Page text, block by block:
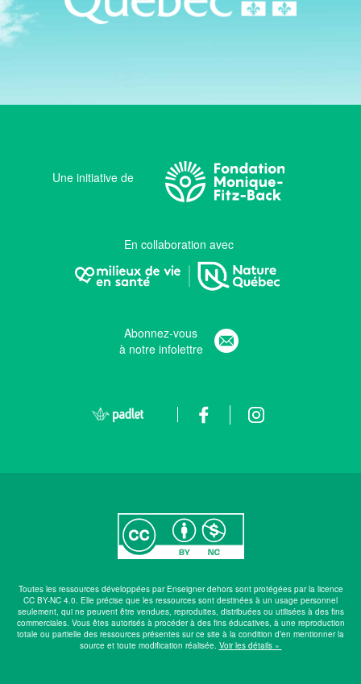
Une initiative de
En collaboration avec
Abonnez-vous
à notre infolettre
Toutes les ressources développées par Enseigner dehors sont protégées par la licence
CC BY-NC 4.0. Elle précise que les ressources sont destinées à un usage personnel
seulement, qui ne peuvent être vendues, reproduites, distribuées ou utilisées à des fins
commerciales. Vous êtes autorisés à procéder à des fins éducatives, à une reproduction
totale ou partielle des ressources présentes sur ce site à la condition d’en mentionner la
source et toute modification réalisée. Voir les détails »